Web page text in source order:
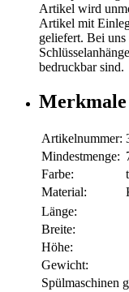
Artikel wird
Artikel mit
geliefert. Bei
bedruckbar sind.
Merkmale
Artikelnummer:
Mindestmenge:
Farbe:
Material:
Länge:
Breite:
Höhe:
Gewicht:
Spülmaschinen